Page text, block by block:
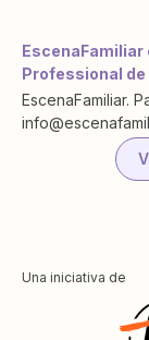
EscenaFamiliar
Professional de
EscenaFamiliar.
Una iniciativa de